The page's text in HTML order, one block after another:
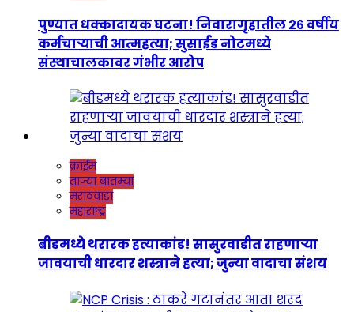
पुण्यात धक्कादायक घटना! निवारागृहातील २६ वर्षीय
कर्मचाऱ्याची आत्महत्या; सुसाईड नोटमध्ये
संस्थाचालकावर गंभीर आरोप
क्राईम
ताज्या बातम्या
मराठवाडा
महाराष्ट्र
बीडमध्ये थरारक हत्याकांड! सासुरवाडीत राहणाऱ्या
जावयाची धारदार शस्त्राने हत्या; जुन्या वादाचा संशय